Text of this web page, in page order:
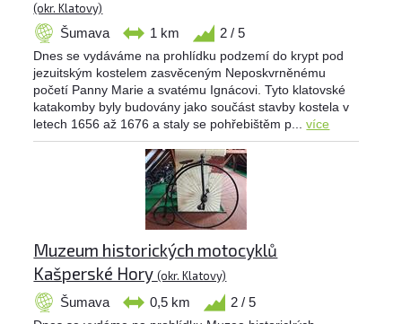
(okr. Klatovy)
Šumava 1 km 2 / 5
Dnes se vydáváme na prohlídku podzemí do krypt pod
jezuitským kostelem zasvěceným Neposkvrněnému
početí Panny Marie a svatému Ignácovi. Tyto klatovské
katakomby byly budovány jako součást stavby kostela v
letech 1656 až 1676 a staly se pohřebištěm p...více
Muzeum historických motocyklů
Kašperské Hory(okr. Klatovy)
Šumava 0,5 km 2 / 5